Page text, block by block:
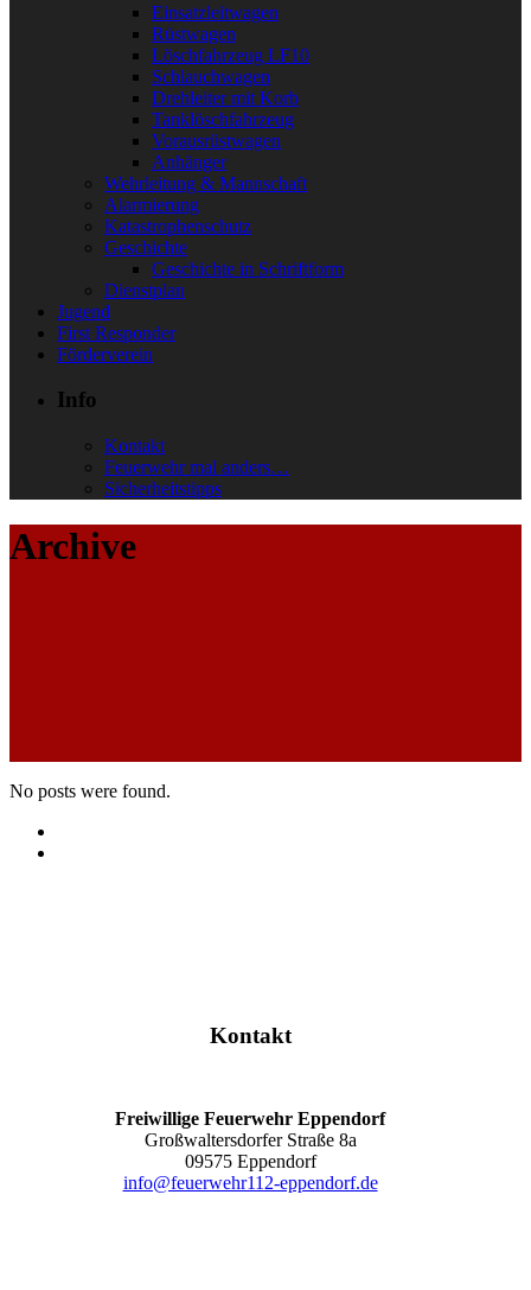
Einsatzleitwagen
Rüstwagen
Löschfahrzeug LF10
Schlauchwagen
Drehleiter mit Korb
Tanklöschfahrzeug
Vorausrüstwagen
Anhänger
Wehrleitung & Mannschaft
Alarmierung
Katastrophenschutz
Geschichte
Geschichte in Schriftform
Dienstplan
Jugend
First Responder
Förderverein
Info
Kontakt
Feuerwehr mal anders…
Sicherheitstipps
Archive
No posts were found.
Kontakt
Freiwillige Feuerwehr Eppendorf
Großwaltersdorfer Straße 8a
09575 Eppendorf
info@feuerwehr112-eppendorf.de